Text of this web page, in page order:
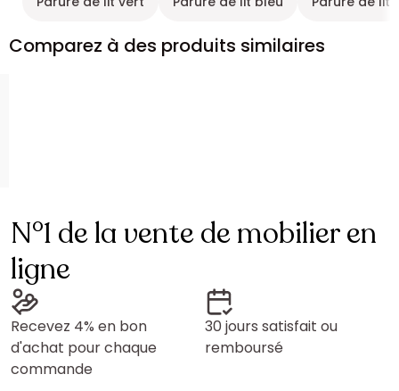
Comparez à des produits similaires
N°1 de la vente de mobilier en
ligne
Recevez 4% en bon
d'achat pour chaque
commande
30 jours satisfait ou
remboursé